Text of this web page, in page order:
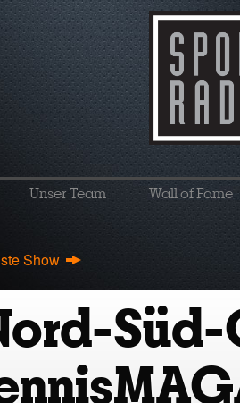
Unser Team Wall of Fame
Show